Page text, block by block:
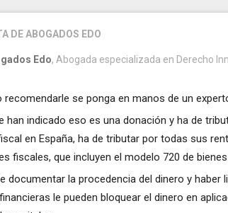
DE ABOGADOS EDO
Edo, Abogada especializada en Derecho
recomendarle se ponga en manos de un
han indicado eso es una donación y ha de
en España, ha de tributar por todas sus
fiscales, que incluyen el modelo 720 de
documentar la procedencia del dinero y
le pueden bloquear el dinero en